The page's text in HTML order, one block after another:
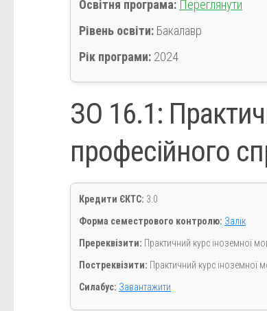
Освітня програма: Переглянути
Рівень освіти: Бакалавр
Рік програми: 2024
ЗО 16.1:
професійного
Кредити ЄКТС: 3.0
Форма семестрового контролю: Залік
Пререквізити: Практичний курс іноземної
Постреквізити: Практичний курс іноземної
Силабус: Завантажити